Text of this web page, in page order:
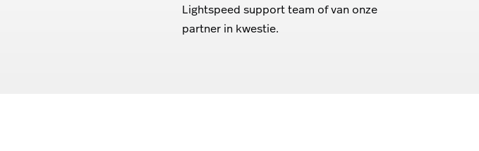
Lightspeed support team of van onze
partner in kwestie.